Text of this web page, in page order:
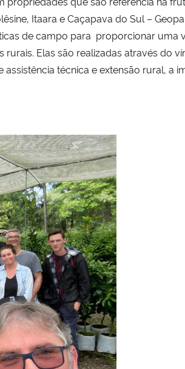
Itaara e Caçapava do Sul –
de campo para proporcionar uma
Elas são realizadas através do
técnica e extensão rural, a